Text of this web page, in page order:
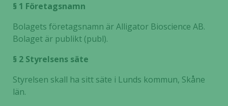
§ 1 Företagsnamn
Bolagets företagsnamn är Alligator Bioscience AB.
Bolaget är publikt (publ).
§ 2 Styrelsens säte
Styrelsen skall ha sitt säte i Lunds kommun, Skåne
län.